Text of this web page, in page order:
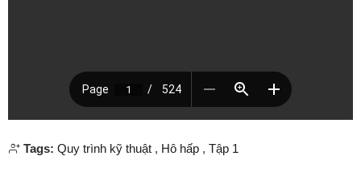
Tags: Quy trình kỹ thuật , Hô hấp , Tập 1